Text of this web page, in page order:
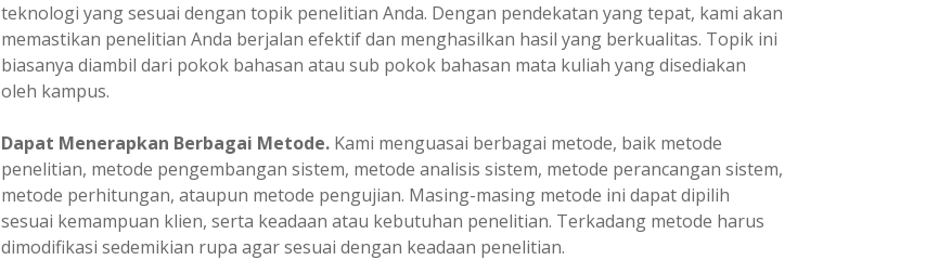
teknologi yang sesuai dengan topik penelitian Anda. Dengan pendekatan yang tepat, kami akan
memastikan penelitian Anda berjalan efektif dan menghasilkan hasil yang berkualitas. Topik ini
biasanya diambil dari pokok bahasan atau sub pokok bahasan mata kuliah yang disediakan
oleh kampus.
Dapat Menerapkan Berbagai Metode.Kami menguasai berbagai metode, baik metode
penelitian, metode pengembangan sistem, metode analisis sistem, metode perancangan sistem,
metode perhitungan, ataupun metode pengujian. Masing-masing metode ini dapat dipilih
sesuai kemampuan klien, serta keadaan atau kebutuhan penelitian. Terkadang metode harus
dimodifikasi sedemikian rupa agar sesuai dengan keadaan penelitian.